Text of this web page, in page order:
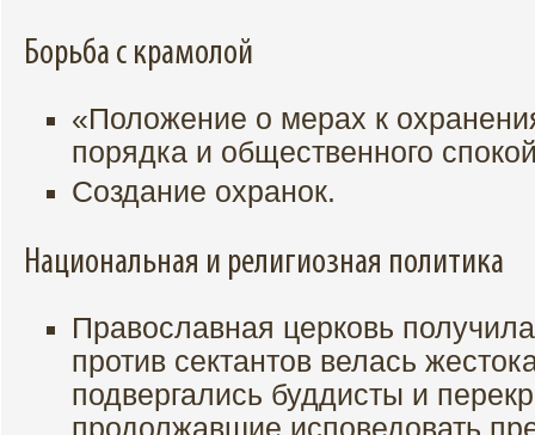
Борьба с крамолой
«Положение о мерах к
порядка и общественного
Создание охранок.
Национальная и религиозная политика
Православная церковь
против сектантов велась
подвергались буддисты и
продолжавшие исповедовать